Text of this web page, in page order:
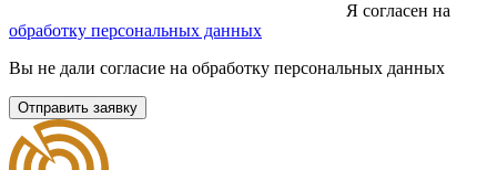
Я согласен на
обработку персональных данных
Вы не дали согласие на обработку персональных данных
Отправить заявку